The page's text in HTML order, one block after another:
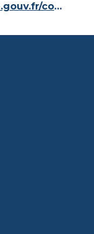
https://www.legifrance.gouv.fr/codes/id/LEGISCTA000006180153/